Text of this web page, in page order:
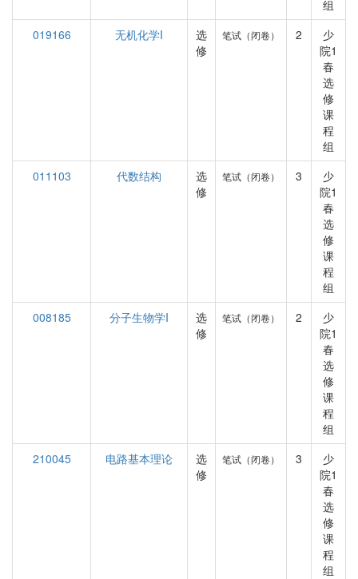
组
019166
无机化学I
选
修
笔试（闭卷） 2
少
院1
春
选
修
课
程
组
011103
代数结构
选
修
笔试（闭卷） 3
少
院1
春
选
修
课
程
组
008185
分子生物学I
选
修
笔试（闭卷） 2
少
院1
春
选
修
课
程
组
210045
电路基本理论
选
修
笔试（闭卷） 3
少
院1
春
选
修
课
程
组